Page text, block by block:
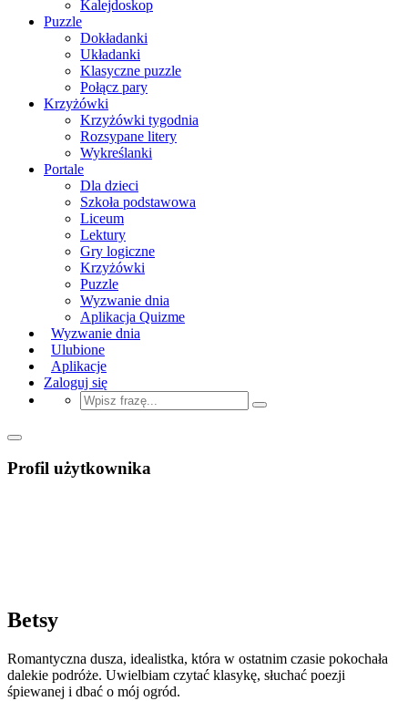
Kalejdoskop
Puzzle
Dokładanki
Układanki
Klasyczne puzzle
Połącz pary
Krzyżówki
Krzyżówki tygodnia
Rozsypane litery
Wykreślanki
Portale
Dla dzieci
Szkoła podstawowa
Liceum
Lektury
Gry logiczne
Krzyżówki
Puzzle
Wyzwanie dnia
Aplikacja Quizme
Wyzwanie dnia
Ulubione
Aplikacje
Zaloguj się
Profil użytkownika
Betsy
Romantyczna dusza, idealistka, która w ostatnim czasie pokochała
dalekie podróże. Uwielbiam czytać klasykę, słuchać poezji
śpiewanej i dbać o mój ogród.